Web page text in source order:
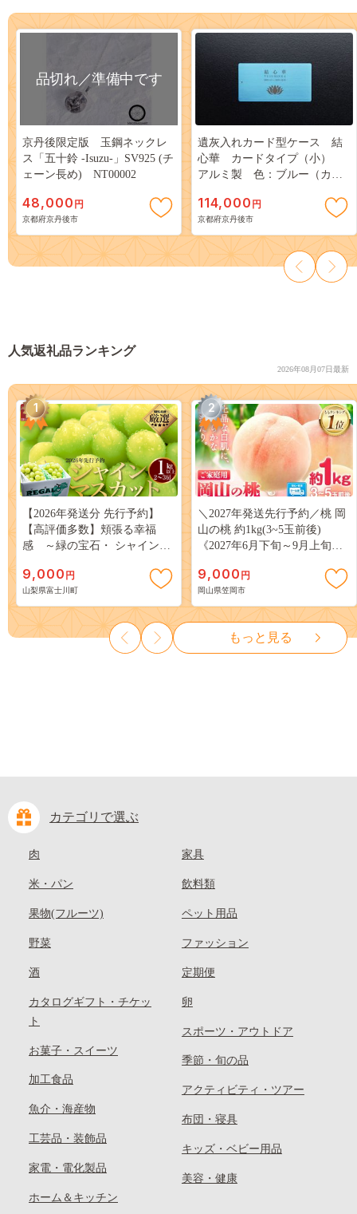
品切れ／準備中です
京丹後限定版 玉鋼ネックレ
ス「五十鈴 -Isuzu-」SV925 (チ
ェーン長め) NT00002
48,000 円
京都府京丹後市
遺灰入れカード型ケース 結
心華 カードタイプ（小）
アルミ製 色：ブルー（カラ
114,000 円
京都府京丹後市
人気返礼品ランキング
2026年08月07日最新
1
【2026年発送分 先行予約】
【高評価多数】頬張る幸福
感 ～緑の宝石・ シャインマ
３房） フルーツ 山梨県産 果
物 くだもの シャイン マスカ
ット ぶどう ブドウ 葡萄 大粒
種なし 先行予約 富士川町
10000円 一万円 9000円 九千円
9,000 円
山梨県富士川町
2
＼2027年発送先行予約／桃 岡
山の桃 約1kg(3~5玉前後)
《2027年6月下旬～9月上旬頃
岡山 はくとう スイーツ フル
ーツ 果物 デザート 旬 モモ も
も 先行予約 送料無料 果物 岡
山県 笠岡市 清水白桃 白鳳 白
麗 クール便---
kasaoka_zsy_419_100---
9,000 円
岡山県笠岡市
もっと見る
カテゴリで選ぶ
肉
米・パン
果物(フルーツ)
野菜
酒
カタログギフト・チケッ
ト
お菓子・スイーツ
加工食品
魚介・海産物
工芸品・装飾品
家電・電化製品
ホーム＆キッチン
家具
飲料類
ペット用品
ファッション
定期便
卵
スポーツ・アウトドア
季節・旬の品
アクティビティ・ツアー
布団・寝具
キッズ・ベビー用品
美容・健康